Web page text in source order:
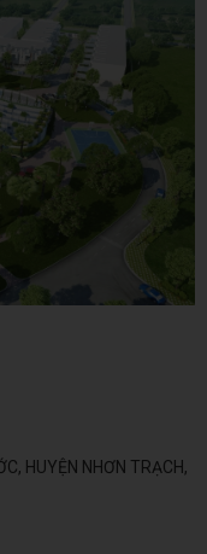
HUYỆN NHƠN TRẠCH,